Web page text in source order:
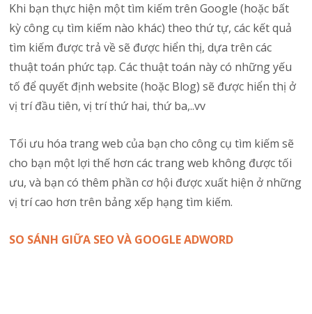
Khi bạn thực hiện một tìm kiếm trên Google (hoặc bất
kỳ công cụ tìm kiếm nào khác) theo thứ tự, các kết quả
tìm kiếm được trả về sẽ được hiển thị, dựa trên các
thuật toán phức tạp. Các thuật toán này có những yếu
tố để quyết định website (hoặc Blog) sẽ được hiển thị ở
vị trí đầu tiên, vị trí thứ hai, thứ ba,..vv
Tối ưu hóa trang web của bạn cho công cụ tìm kiếm sẽ
cho bạn một lợi thế hơn các trang web không được tối
ưu, và bạn có thêm phần cơ hội được xuất hiện ở những
vị trí cao hơn trên bảng xếp hạng tìm kiếm.
SO SÁNH GIỮA SEO VÀ GOOGLE ADWORD